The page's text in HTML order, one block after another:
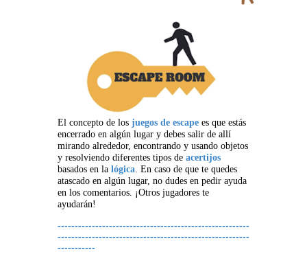
El concepto de los juegos de escape es que estás
encerrado en algún lugar y debes salir de allí
mirando alrededor, encontrando y usando objetos
y resolviendo diferentes tipos de acertijos
basados en la lógica. En caso de que te quedes
atascado en algún lugar, no dudes en pedir ayuda
en los comentarios. ¡Otros jugadores te
ayudarán!
--------------------------------------------------------
--------------------------------------------------------
-----------